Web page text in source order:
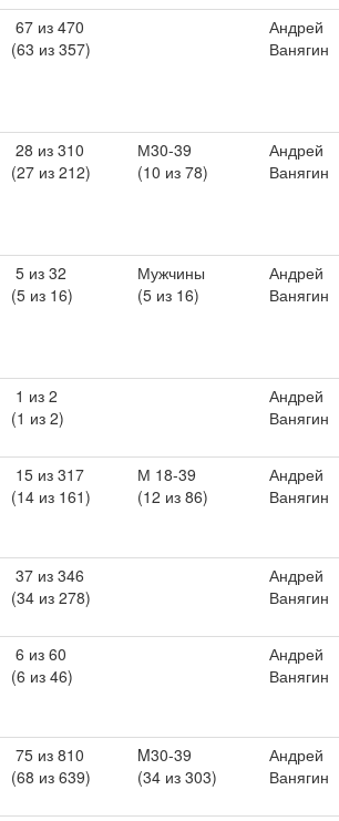
67 из 470
(63 из 357)
Андрей
Ванягин
28 из 310
(27 из 212)
М30-39
(10 из 78)
Андрей
Ванягин
5 из 32
(5 из 16)
Мужчины
(5 из 16)
Андрей
Ванягин
1 из 2
(1 из 2)
Андрей
Ванягин
15 из 317
(14 из 161)
М 18-39
(12 из 86)
Андрей
Ванягин
37 из 346
(34 из 278)
Андрей
Ванягин
6 из 60
(6 из 46)
Андрей
Ванягин
75 из 810
(68 из 639)
M30-39
(34 из 303)
Андрей
Ванягин